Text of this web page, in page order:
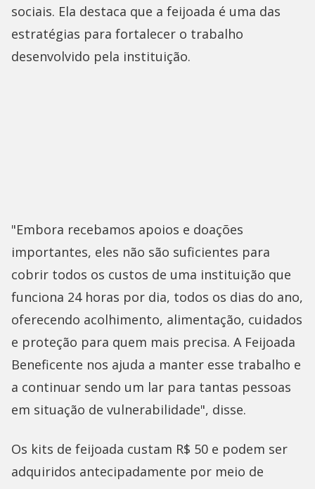
sociais. Ela destaca que a feijoada é uma das
estratégias para fortalecer o trabalho
desenvolvido pela instituição.
"Embora recebamos apoios e doações
importantes, eles não são suficientes para
cobrir todos os custos de uma instituição que
funciona 24 horas por dia, todos os dias do ano,
oferecendo acolhimento, alimentação, cuidados
e proteção para quem mais precisa. A Feijoada
Beneficente nos ajuda a manter esse trabalho e
a continuar sendo um lar para tantas pessoas
em situação de vulnerabilidade", disse.
Os kits de feijoada custam R$ 50 e podem ser
adquiridos antecipadamente por meio de